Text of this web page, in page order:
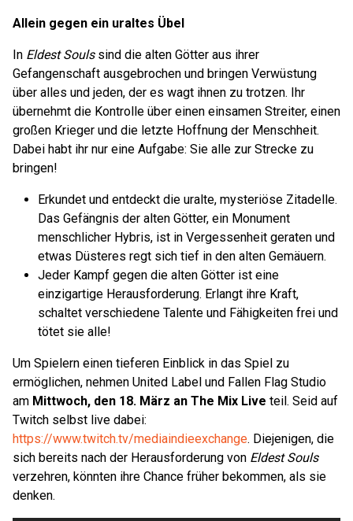
Allein gegen ein uraltes Übel
In Eldest Soulssind die alten Götter aus ihrer
Gefangenschaft ausgebrochen und bringen Verwüstung
über alles und jeden, der es wagt ihnen zu trotzen. Ihr
übernehmt die Kontrolle über einen einsamen Streiter, einen
großen Krieger und die letzte Hoffnung der Menschheit.
Dabei habt ihr nur eine Aufgabe: Sie alle zur Strecke zu
bringen!
Erkundet und entdeckt die uralte, mysteriöse Zitadelle.
Das Gefängnis der alten Götter, ein Monument
menschlicher Hybris, ist in Vergessenheit geraten und
etwas Düsteres regt sich tief in den alten Gemäuern.
Jeder Kampf gegen die alten Götter ist eine
einzigartige Herausforderung. Erlangt ihre Kraft,
schaltet verschiedene Talente und Fähigkeiten frei und
tötet sie alle!
Um Spielern einen tieferen Einblick in das Spiel zu
ermöglichen, nehmen United Label und Fallen Flag Studio
am Mittwoch, den 18. März an The Mix Live teil. Seid auf
Twitch selbst live dabei:
https://www.twitch.tv/mediaindieexchange. Diejenigen, die
sich bereits nach der Herausforderung von Eldest Souls
verzehren, könnten ihre Chance früher bekommen, als sie
denken.